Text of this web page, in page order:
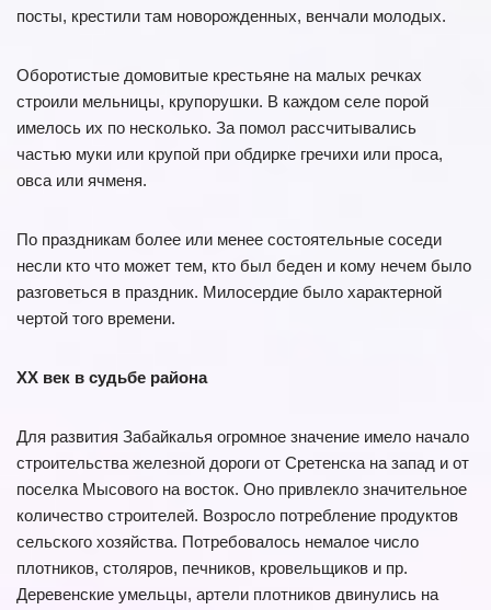
посты, крестили там новорожденных, венчали молодых.
Оборотистые домовитые крестьяне на малых речках
строили мельницы, крупорушки. В каждом селе порой
имелось их по несколько. За помол рассчитывались
частью муки или крупой при обдирке гречихи или проса,
овса или ячменя.
По праздникам более или менее состоятельные соседи
несли кто что может тем, кто был беден и кому нечем было
разговеться в праздник. Милосердие было характерной
чертой того времени.
XX век в судьбе района
Для развития Забайкалья огромное значение имело начало
строительства железной дороги от Сретенска на запад и от
поселка Мысового на восток. Оно привлекло значительное
количество строителей. Возросло потребление продуктов
сельского хозяйства. Потребовалось немалое число
плотников, столяров, печников, кровельщиков и пр.
Деревенские умельцы, артели плотников двинулись на